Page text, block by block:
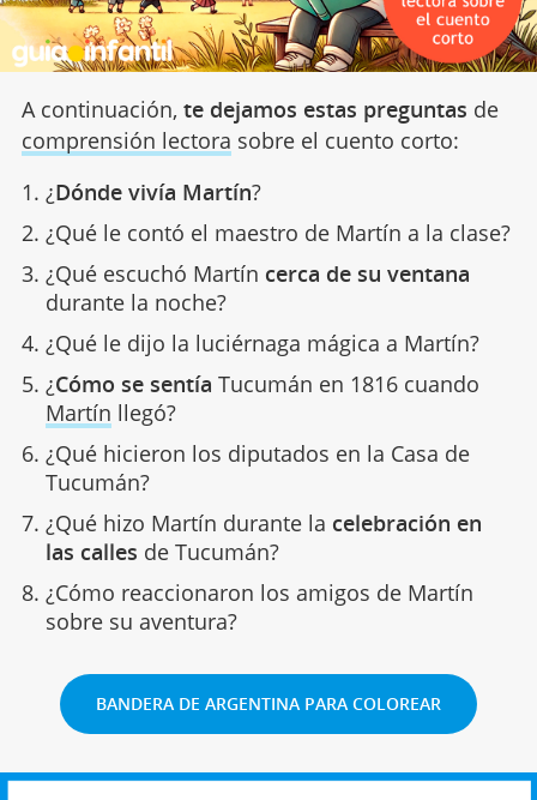
A continuación, te dejamos estas preguntas de
comprensión lectora sobre el cuento corto:
¿Dónde vivía Martín?
¿Qué le contó el maestro de Martín a la clase?
¿Qué escuchó Martín cerca de su ventana
durante la noche?
¿Qué le dijo la luciérnaga mágica a Martín?
¿Cómo se sentía Tucumán en 1816 cuando
Martín llegó?
¿Qué hicieron los diputados en la Casa de
Tucumán?
¿Qué hizo Martín durante la celebración en
las calles de Tucumán?
¿Cómo reaccionaron los amigos de Martín
sobre su aventura?
BANDERA DE ARGENTINA PARA COLOREAR